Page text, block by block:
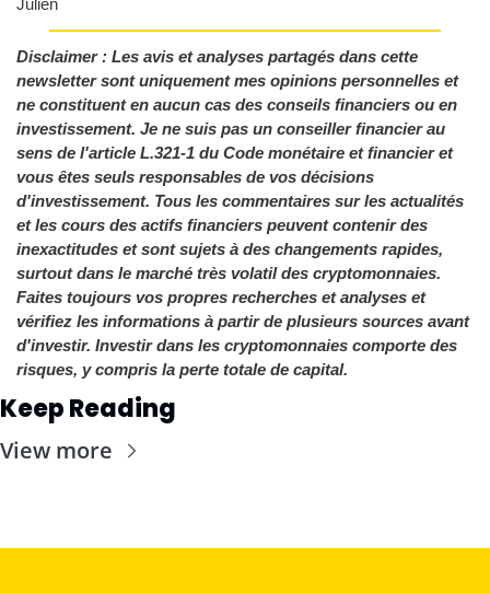
Julien
Disclaimer : Les avis et analyses partagés dans cette
newsletter sont uniquement mes opinions personnelles et
ne constituent en aucun cas des conseils financiers ou en
investissement. Je ne suis pas un conseiller financier au
sens de l'article L.321-1 du Code monétaire et financier et
vous êtes seuls responsables de vos décisions
d'investissement. Tous les commentaires sur les actualités
et les cours des actifs financiers peuvent contenir des
inexactitudes et sont sujets à des changements rapides,
surtout dans le marché très volatil des cryptomonnaies.
Faites toujours vos propres recherches et analyses et
vérifiez les informations à partir de plusieurs sources avant
d'investir. Investir dans les cryptomonnaies comporte des
risques, y compris la perte totale de capital.
Keep Reading
View more